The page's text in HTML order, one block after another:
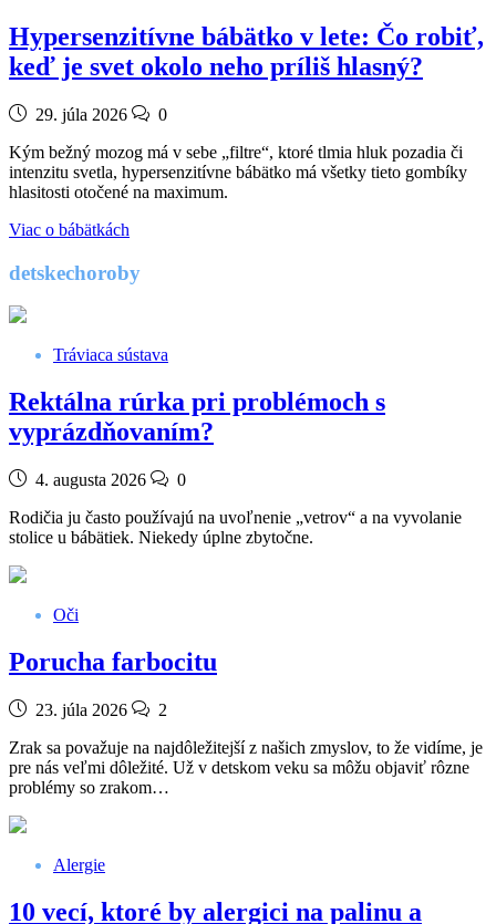
Hypersenzitívne bábätko v lete: Čo robiť,
keď je svet okolo neho príliš hlasný?
29. júla 2026
0
Kým bežný mozog má v sebe „filtre“, ktoré tlmia hluk pozadia či
intenzitu svetla, hypersenzitívne bábätko má všetky tieto gombíky
hlasitosti otočené na maximum.
Viac o bábätkách
detskechoroby
Tráviaca sústava
Rektálna rúrka pri problémoch s
vyprázdňovaním?
4. augusta 2026
0
Rodičia ju často používajú na uvoľnenie „vetrov“ a na vyvolanie
stolice u bábätiek. Niekedy úplne zbytočne.
Oči
Porucha farbocitu
23. júla 2026
2
Zrak sa považuje na najdôležitejší z našich zmyslov, to že vidíme, je
pre nás veľmi dôležité. Už v detskom veku sa môžu objaviť rôzne
problémy so zrakom…
Alergie
10 vecí, ktoré by alergici na palinu a